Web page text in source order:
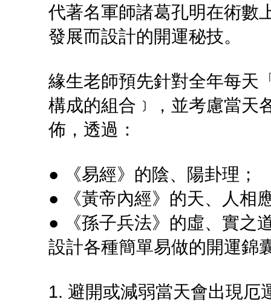
代著名軍師諸葛孔明在術數
發展而設計的開運秘技。
緣生老師預先針對全年每天
構成的組合﹞，並考慮當天
佈，透過：
● 《易經》的陰、陽卦理；
● 《黃帝內經》的天、人相
● 《孫子兵法》的虛、實之
設計各種簡單易做的開運錦
1. 避開或減弱當天會出現厄